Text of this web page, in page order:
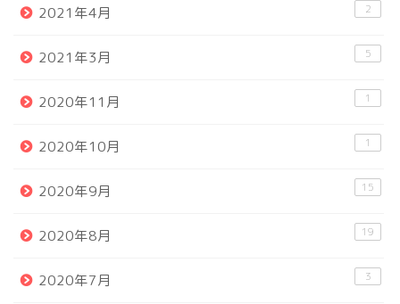
2021年4月 2
2021年3月 5
2020年11月 1
2020年10月 1
2020年9月 15
2020年8月 19
2020年7月 3